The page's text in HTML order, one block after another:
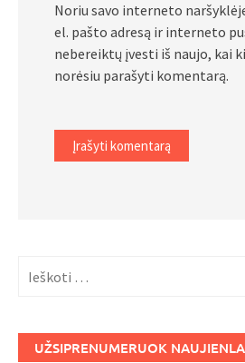
Noriu savo interneto
el. pašto adresą ir interneto
nebereiktų įvesti iš naujo, kai
norėsiu parašyti komentarą.
UŽSIPRENUMERUOK